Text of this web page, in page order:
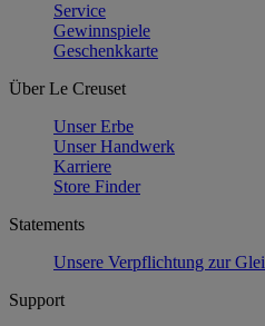
Service
Gewinnspiele
Geschenkkarte
Über Le Creuset
Unser Erbe
Unser Handwerk
Karriere
Store Finder
Statements
Unsere Verpflichtung zur
Support